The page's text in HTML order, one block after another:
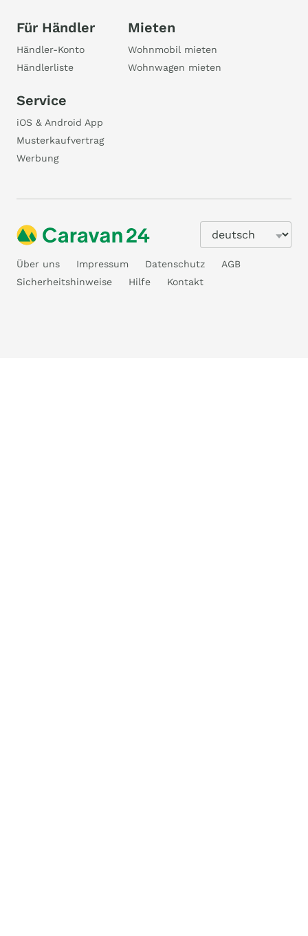
Für Händler
Händler-Konto
Händlerliste
Mieten
Wohnmobil mieten
Wohnwagen mieten
Service
iOS & Android App
Musterkaufvertrag
Werbung
Über uns Impressum Datenschutz
AGB
Sicherheitshinweise
Hilfe Kontakt